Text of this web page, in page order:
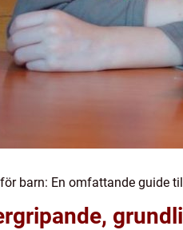
barn: En omfattande guide